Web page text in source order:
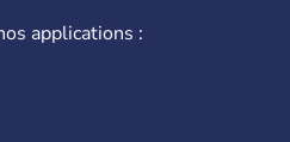
applications :